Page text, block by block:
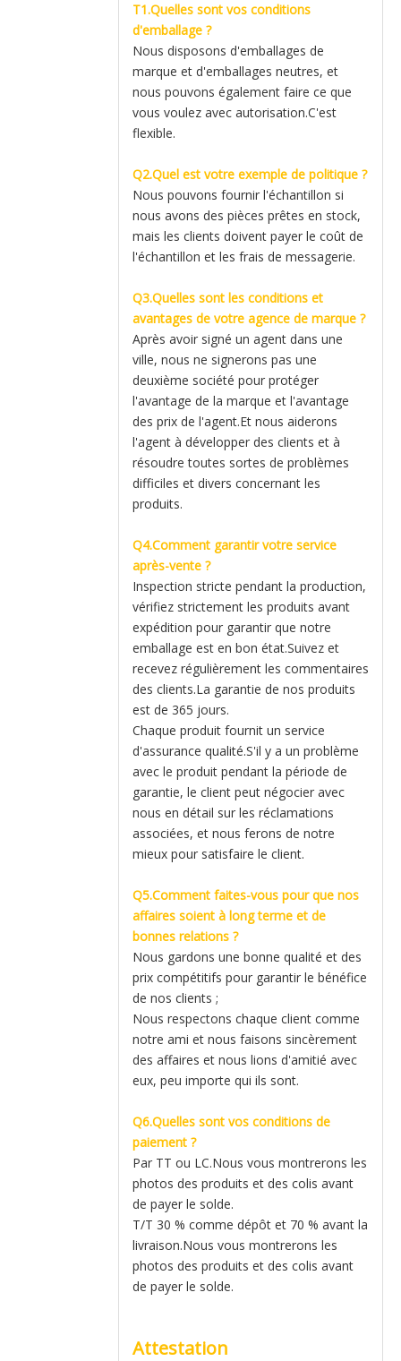
T1.Quelles sont vos conditions
d'emballage ?
Nous disposons d'emballages de
marque et d'emballages neutres, et
nous pouvons également faire ce que
vous voulez avec autorisation.C'est
flexible.
Q2.Quel est votre exemple de politique ?
Nous pouvons fournir l'échantillon si
nous avons des pièces prêtes en stock,
mais les clients doivent payer le coût de
l'échantillon et les frais de messagerie.
Q3.Quelles sont les conditions et
avantages de votre agence de marque ?
Après avoir signé un agent dans une
ville, nous ne signerons pas une
deuxième société pour protéger
l'avantage de la marque et l'avantage
des prix de l'agent.Et nous aiderons
l'agent à développer des clients et à
résoudre toutes sortes de problèmes
difficiles et divers concernant les
produits.
Q4.Comment garantir votre service
après-vente ?
Inspection stricte pendant la production,
vérifiez strictement les produits avant
expédition pour garantir que notre
emballage est en bon état.Suivez et
recevez régulièrement les commentaires
des clients.La garantie de nos produits
est de 365 jours.
Chaque produit fournit un service
d'assurance qualité.S'il y a un problème
avec le produit pendant la période de
garantie, le client peut négocier avec
nous en détail sur les réclamations
associées, et nous ferons de notre
mieux pour satisfaire le client.
Q5.Comment faites-vous pour que nos
affaires soient à long terme et de
bonnes relations ?
Nous gardons une bonne qualité et des
prix compétitifs pour garantir le bénéfice
de nos clients ;
Nous respectons chaque client comme
notre ami et nous faisons sincèrement
des affaires et nous lions d'amitié avec
eux, peu importe qui ils sont.
Q6.Quelles sont vos conditions de
paiement ?
Par TT ou LC.Nous vous montrerons les
photos des produits et des colis avant
de payer le solde.
T/T 30 % comme dépôt et 70 % avant la
livraison.Nous vous montrerons les
photos des produits et des colis avant
de payer le solde.
Attestation